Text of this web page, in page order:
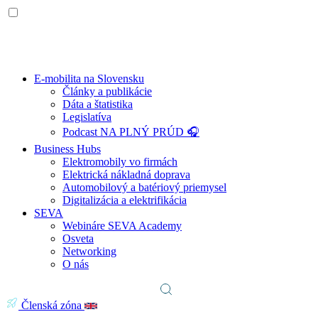
E-mobilita na Slovensku
Články a publikácie
Dáta a štatistika
Legislatíva
Podcast NA PLNÝ PRÚD 🎧
Business Hubs
Elektromobily vo firmách
Elektrická nákladná doprava
Automobilový a batériový priemysel
Digitalizácia a elektrifikácia
SEVA
Webináre SEVA Academy
Osveta
Networking
O nás
Členská zóna